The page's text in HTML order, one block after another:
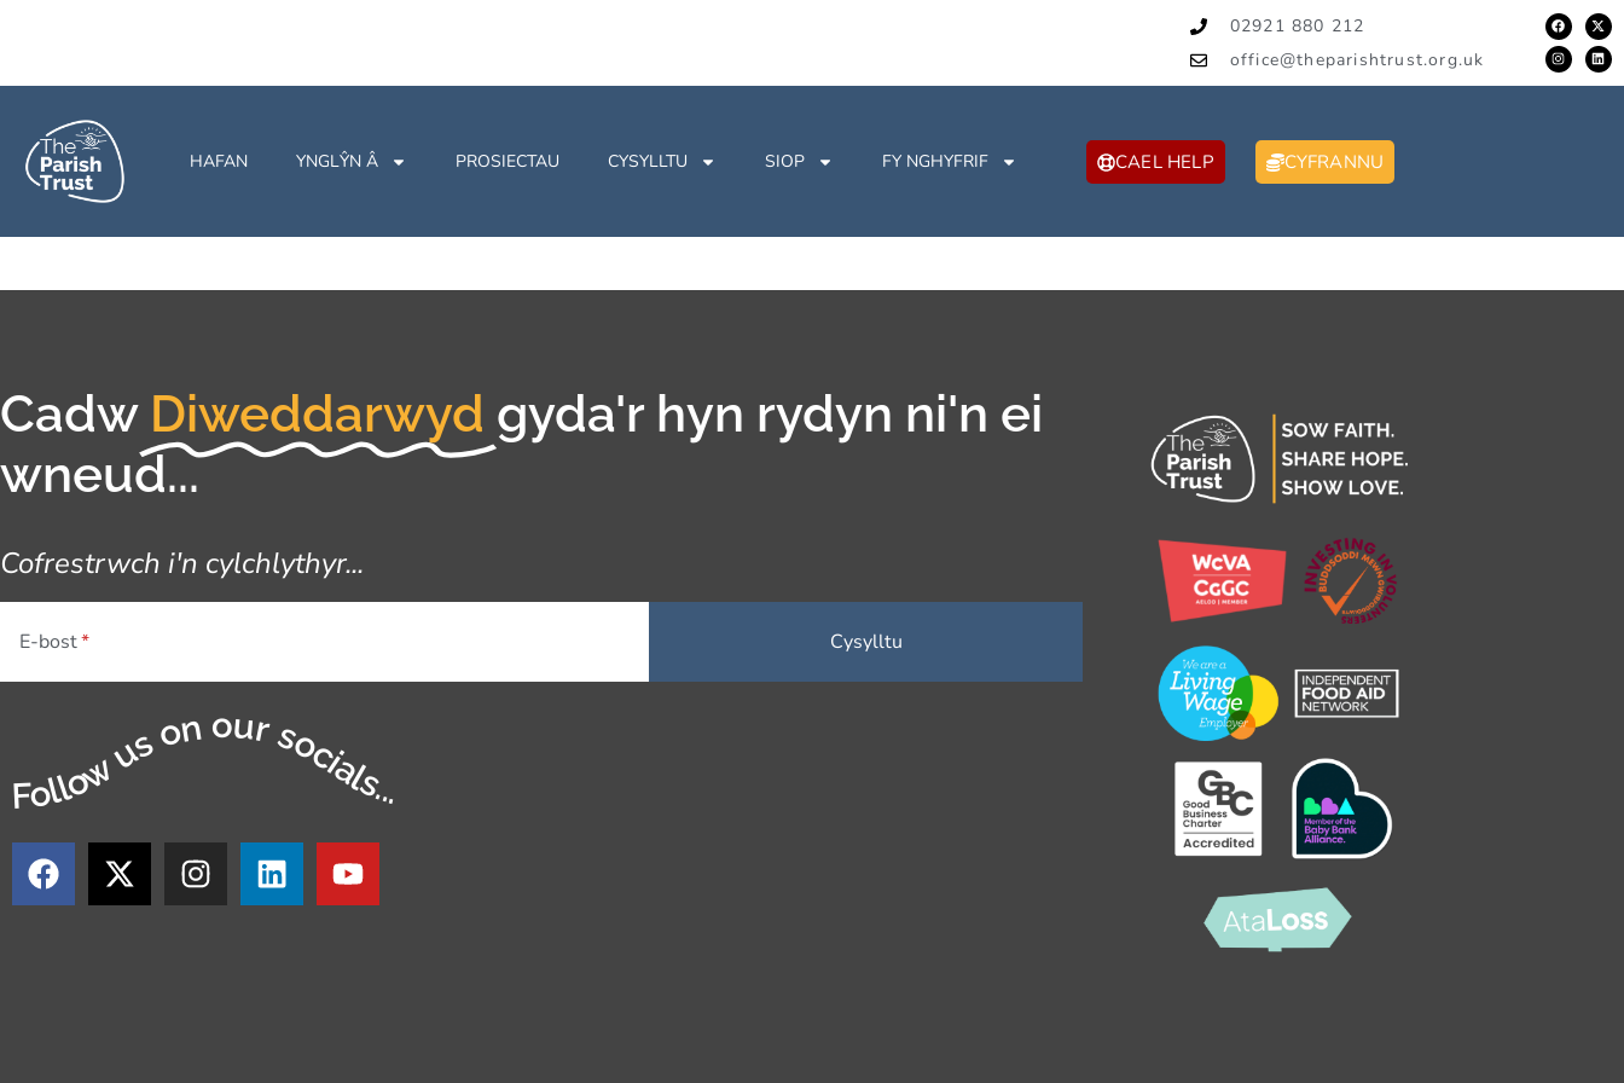
02921 880 212
office@theparishtrust.org.uk
HAFAN YNGLŶN Â PROSIECTAU CYSYLLTU SIOP FY NGHYFRIF CAEL HELP CYFRANNU
Cadw Diweddarwyd gyda'r hyn rydyn ni'n ei
wneud...
Cofrestrwch i'n cylchlythyr...
E-bost
Follow us on our socials...